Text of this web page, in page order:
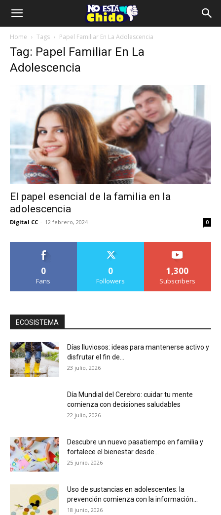
Home Tags Papel Familiar En La Adolescencia
Tag: Papel Familiar En La
Adolescencia
El papel esencial de la familia en la
adolescencia
Digital CC - 12 febrero, 2024 0
0
Fans
0
Followers
1,300
Subscribers
ECOSISTEMA
Días lluviosos: ideas para mantenerse activo y
disfrutar el fin de...
23 julio, 2026
Día Mundial del Cerebro: cuidar tu mente
comienza con decisiones saludables
22 julio, 2026
Descubre un nuevo pasatiempo en familia y
fortalece el bienestar desde...
25 junio, 2026
Uso de sustancias en adolescentes: la
prevención comienza con la información...
18 junio, 2026